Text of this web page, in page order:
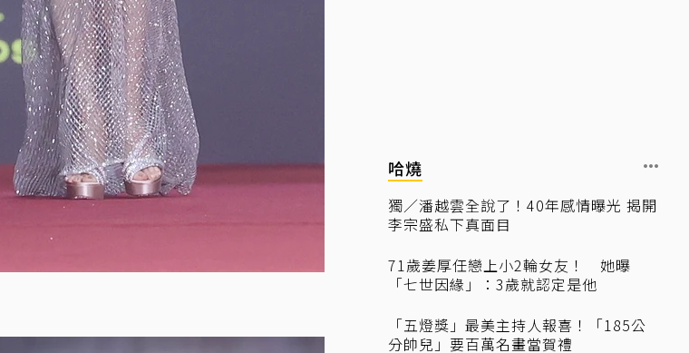
哈燒
獨／潘越雲全說了！40年感情曝光 揭開
李宗盛私下真面目
71歲姜厚任戀上小2輪女友！ 她曝
「七世因緣」：3歲就認定是他
「五燈獎」最美主持人報喜！「185公
分帥兒」要百萬名畫當賀禮